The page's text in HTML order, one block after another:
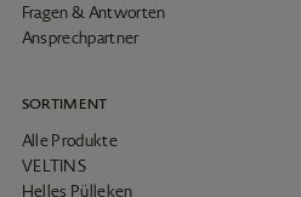
Fragen & Antworten
Ansprechpartner
SORTIMENT
Alle Produkte
VELTINS
Helles Pülleken